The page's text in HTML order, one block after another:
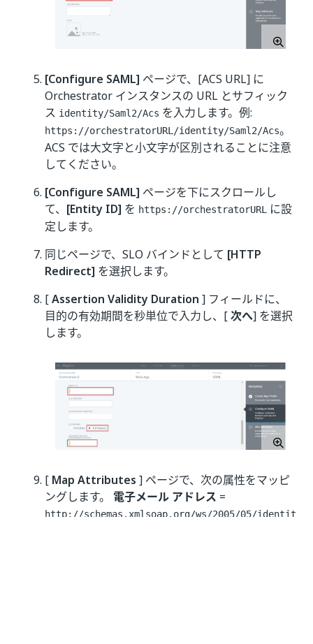
[Configure SAML] ページで、[ACS URL] に
Orchestrator インスタンスの URL とサフィック
ス identity/Saml2/Acs を入力します。例:
https://orchestratorURL/identity/Saml2/Acs。
ACS では大文字と小文字が区別されることに注意
してください。
[Configure SAML] ページを下にスクロールし
て、 [Entity ID] を https://orchestratorURL
に設
定します。
同じページで、SLO バインドとして [HTTP
Redirect] を選択します。
[Assertion Validity Duration ] フィールドに、
目的の有効期間を秒単位で入力し、[次へ] を選択
します。
[ Map Attributes ] ページで、次の属性をマッピ
ングします。 電子メール アドレス =
http://schemas.xmlsoap.org/ws/2005/05/identit